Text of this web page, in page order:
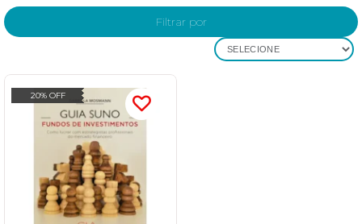
Filtrar por
SELECIONE
20% OFF